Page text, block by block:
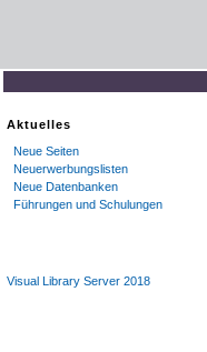
Aktuelles
Neue Seiten
Neuerwerbungslisten
Neue Datenbanken
Führungen und Schulungen
Visual Library Server 2018